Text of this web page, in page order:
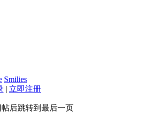
Smilies
| 立即注册
帖后跳转到最后一页